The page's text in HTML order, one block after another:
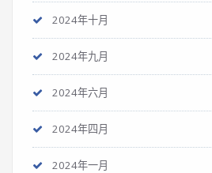
2024年十月
2024年九月
2024年六月
2024年四月
2024年一月